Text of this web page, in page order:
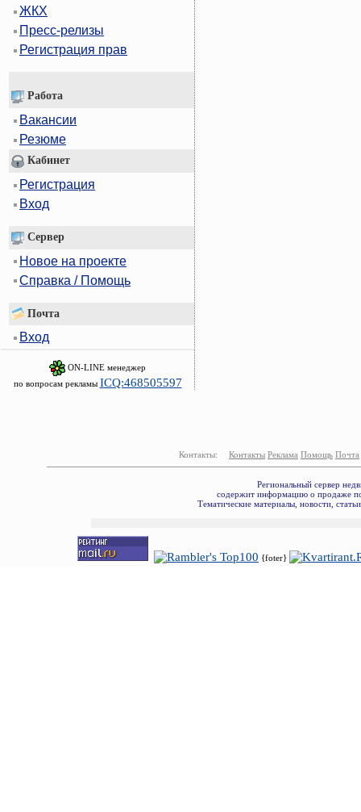
ЖКХ
Пресс-релизы
Регистрация прав
Работа
Вакансии
Резюме
Кабинет
Регистрация
Вход
Сервер
Новое на проекте
Справка / Помощь
Почта
Вход
ON-LINE менеджер
по вопросам рекламы ICQ:468505597
Контакты: Контакты Реклама Помощь Почта
Региональный сервер
содержит информацию о продаже
Тематические материалы, новости,
{foter}